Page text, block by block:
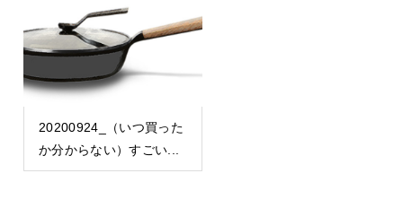
20200924_（いつ買った
か分からない）すごい...